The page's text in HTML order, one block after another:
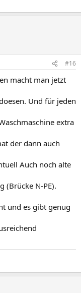
#16
macht man jetzt
Und für jeden
extra
der dann auch
Auch noch alte
(Brücke N-PE).
und es gibt genug